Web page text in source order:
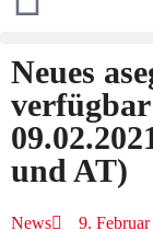
Neues
verfügbar
und AT)
News 9. Februar